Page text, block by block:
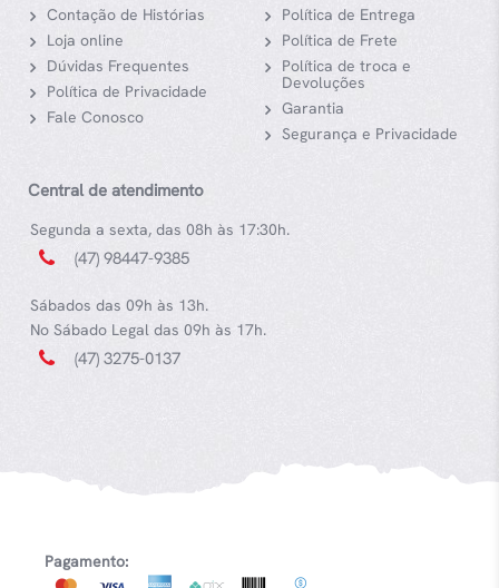
Contação de Histórias
Loja online
Dúvidas Frequentes
Política de Privacidade
Fale Conosco
Política de Entrega
Política de Frete
Política de troca e
Devoluções
Garantia
Segurança e Privacidade
Central de atendimento
Segunda a sexta, das 08h às 17:30h.
(47) 98447-9385
Sábados das 09h às 13h.
No Sábado Legal das 09h às 17h.
(47) 3275-0137
Pagamento: